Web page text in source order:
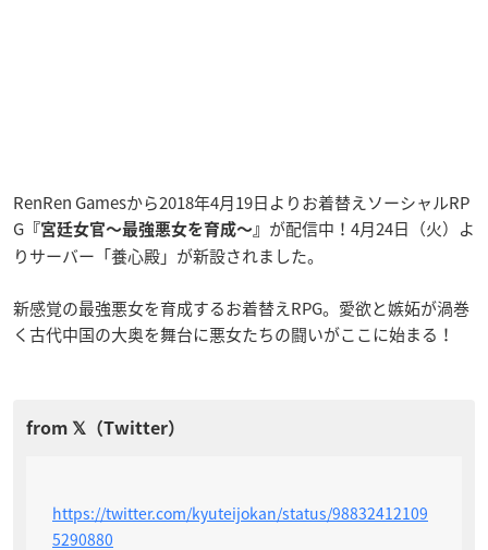
RenRen Gamesから2018年4月19日よりお着替えソーシャルRP
G 『宮廷女官〜最強悪女を育成〜』 が配信中！4月24日（火）よ
りサーバー「養心殿」が新設されました。
新感覚の最強悪女を育成するお着替えRPG。愛欲と嫉妬が渦巻
く古代中国の大奥を舞台に悪女たちの闘いがここに始まる！
https://twitter.com/kyuteijokan/status/98832412109
5290880